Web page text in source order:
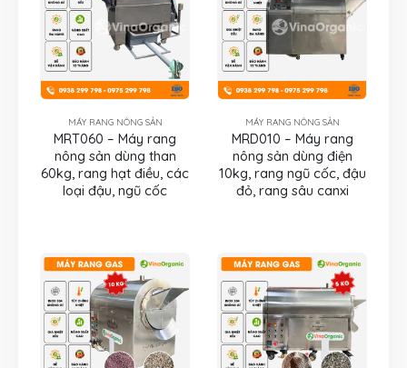
MÁY RANG NÔNG SẢN
MRT060 – Máy rang
nông sản dùng than
60kg, rang hạt điều, các
loại đậu, ngũ cốc
MÁY RANG NÔNG SẢN
MRD010 – Máy rang
nông sản dùng điện
10kg, rang ngũ cốc, đậu
đỏ, rang sâu canxi